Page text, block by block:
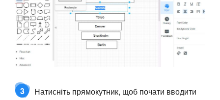
3
Натисніть прямокутник, щоб почати вводити